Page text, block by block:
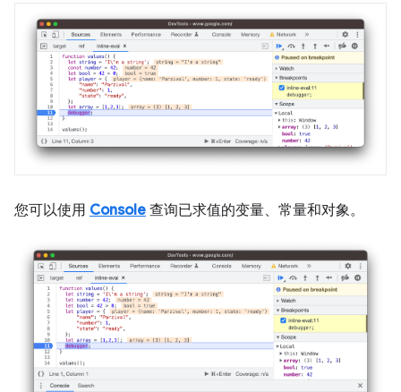
您可以使用 Console 查询已求值的变量、常量和对象。